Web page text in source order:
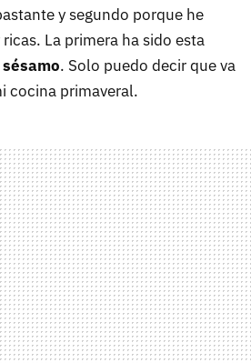
y segundo porque he
La primera ha sido esta
. Solo puedo decir que va
cocina primaveral.